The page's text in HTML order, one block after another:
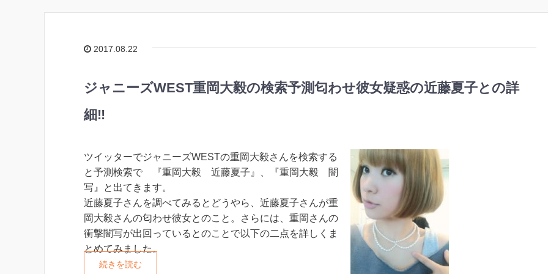
2017.08.22
ジャニーズWEST重岡大毅の検索予測匂わせ彼女疑惑の近藤夏子との詳
細‼︎
ツイッターでジャニーズWESTの重岡大毅さんを検索する
と予測検索で 『重岡大毅 近藤夏子』、『重岡大毅 闇
写』と出てきます。
近藤夏子さんを調べてみるとどうやら、近藤夏子さんが重
岡大毅さんの匂わせ彼女とのこと。さらには、重岡さんの
衝撃闇写が出回っているとのことで以下の二点を詳しくま
とめてみました。
続きを読む